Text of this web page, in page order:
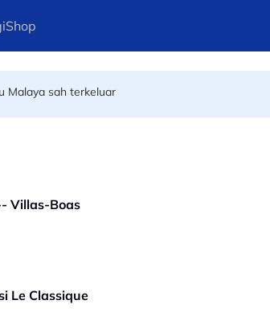
Shop
Malaya sah terkeluar
Alvaro diugut bunuh gara-gara tuduhan Neymar -- Villas-Boas
Le Classique